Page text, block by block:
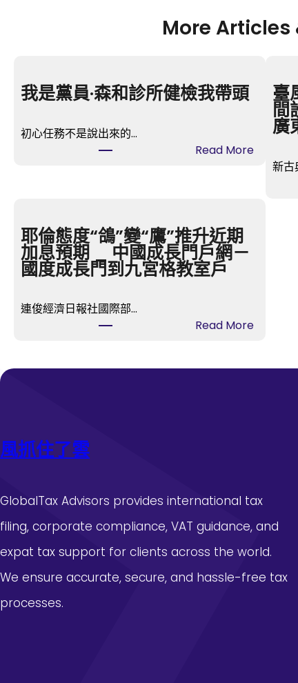
More Articles
我是黨員·森和診所健檢我帶頭
初心任務不是說出來的…
Read More:
檢
帶
臺
間
廣
新古
耶倫態度“鴿”變“鷹”推升近期
加息預期 _ 中國成長門戶網－
國度成長門到九宮格教室戶
連俊經濟日報社國際部…
Read More:
”
推
近
期
風抓住了雲
GlobalTax Advisors provides international tax
filing, corporate compliance, VAT guidance, and
expat tax support for clients across the world.
We ensure accurate, secure, and hassle-free tax
processes.